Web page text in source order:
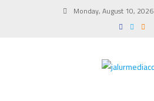
Monday, August 10, 2026